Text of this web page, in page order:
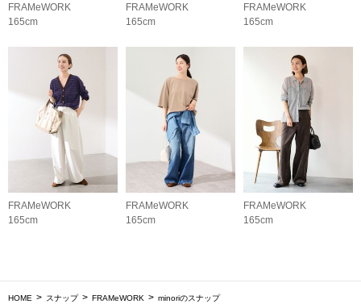
FRAMeWORK
165cm
FRAMeWORK
165cm
FRAMeWORK
165cm
FRAMeWORK
165cm
FRAMeWORK
165cm
FRAMeWORK
165cm
HOME スナップ FRAMeWORK minoriのスナップ